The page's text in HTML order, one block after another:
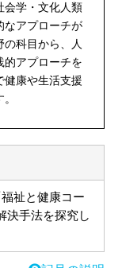
会学・文化人類
なアプローチが
の科目から、人
的アプローチを
健康や生活支援
祉と健康コー
決手法を探究し